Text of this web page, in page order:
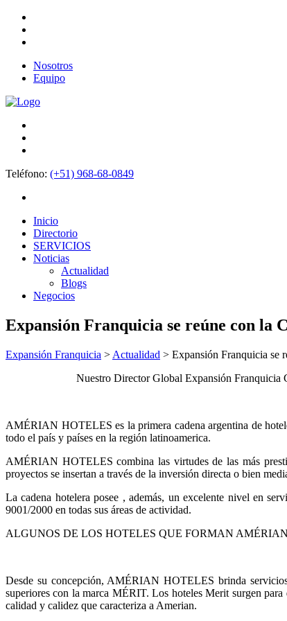
Nosotros
Equipo
Teléfono: (+51) 968-68-0849
Inicio
Directorio
SERVICIOS
Noticias
Actualidad
Blogs
Negocios
Expansión Franquicia se reúne con la
Expansión Franquicia > Actualidad > Expansión Franquicia se
Nuestro Director Global Expansión Franquicia
AMÉRIAN HOTELES es la primera cadena argentina de
todo el país y países en la región latinoamerica.
AMÉRIAN HOTELES combina las virtudes de las más
proyectos se insertan a través de la inversión directa o bien
La cadena hotelera posee , además, un excelente nivel en
9001/2000 en todas sus áreas de actividad.
ALGUNOS DE LOS HOTELES QUE FORMAN
Desde su concepción, AMÉRIAN HOTELES brinda
superiores con la marca MÉRIT. Los hoteles Merit surgen
calidad y calidez que caracteriza a Amerian.